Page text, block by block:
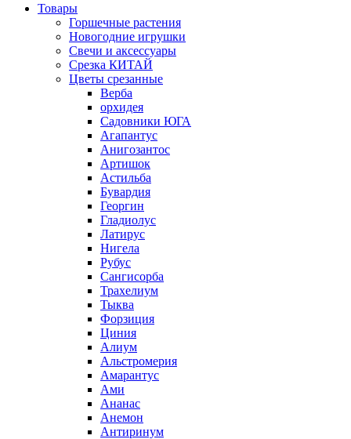
Товары
Горшечные растения
Новогодние игрушки
Свечи и аксессуары
Срезка КИТАЙ
Цветы срезанные
Верба
орхидея
Садовники ЮГА
Агапантус
Анигозантос
Артишок
Астильба
Бувардия
Георгин
Гладиолус
Латирус
Нигела
Рубус
Сангисорба
Трахелиум
Тыква
Форзиция
Циния
Алиум
Альстромерия
Амарантус
Ами
Ананас
Анемон
Антиринум